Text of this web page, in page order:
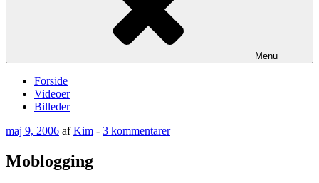
Menu
Forside
Videoer
Billeder
Udgivet
maj 9, 2006 afKim - 3 kommentarertil
Moblogging